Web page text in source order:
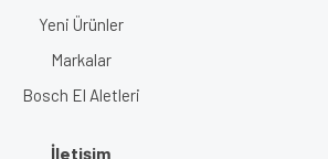
Yeni Ürünler
Markalar
Bosch El Aletleri
İletişim